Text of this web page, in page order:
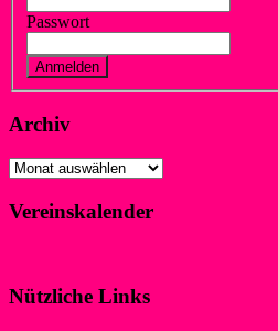
Passwort
Archiv
Archiv
Vereinskalender
Nützliche Links